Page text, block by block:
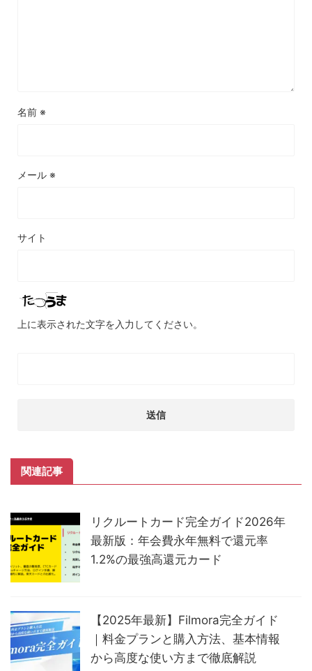
名前 ※
メール ※
サイト
上に表示された文字を入力してください。
関連記事
リクルートカード完全ガイド2026年
最新版：年会費永年無料で還元率
1.2%の最強高還元カード
【2025年最新】Filmora完全ガイド
｜料金プランと購入方法、基本情報
から高度な使い方まで徹底解説